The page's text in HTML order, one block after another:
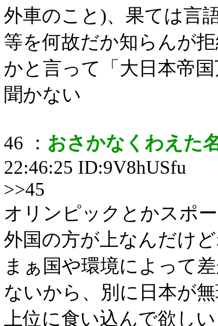
外車のこと)、果ては言
等を何故だか知らんが
かと言って「大日本帝
聞かない
46 ： おさかなくわえた
22:46:25 ID:9V8hUSfu
>>45
オリンピックとかスポ
外国の方が上なんだけ
まぁ国や環境によって
ないから、別に日本が
上位に食い込んで欲し